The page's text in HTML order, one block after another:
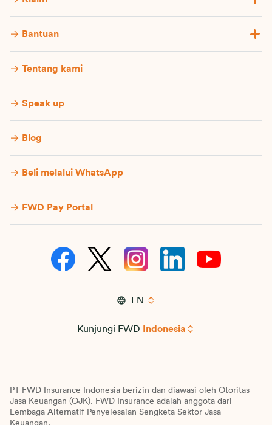
Bantuan
Tentang kami
Speak up
Blog
Beli melalui WhatsApp
FWD Pay Portal
EN
Kunjungi FWD Indonesia
PT FWD Insurance Indonesia berizin dan diawasi oleh Otoritas
Jasa Keuangan (OJK). FWD Insurance adalah anggota dari
Lembaga Alternatif Penyelesaian Sengketa Sektor Jasa
Keuangan.